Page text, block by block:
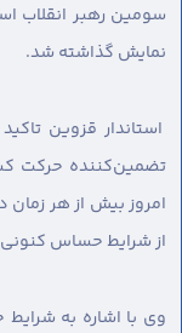
سومین رهبر انقلاب
نمایش گذاشته شد.
استاندار قزوین
تضمین‌کننده حرکت
امروز بیش از هر زمان
از شرایط حساس